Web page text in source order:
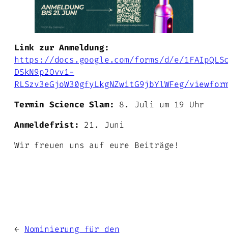
Link zur Anmeldung:
https://docs.google.com/forms/d/e/
DSkN9p2Ovv1-
RLSzv3eGjoW30gfyLkgNZwitG9jbYlWFeg/
Termin Science Slam:
8. Juli um 19 Uhr
Anmeldefrist:
21. Juni
Wir freuen uns auf eure Beiträge!
← Nominierung für den